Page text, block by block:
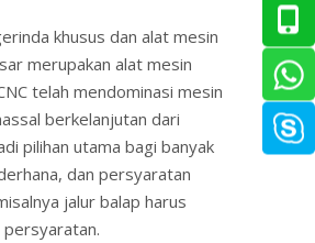
khusus dan alat mesin
merupakan alat mesin
telah mendominasi mesin
berkelanjutan dari
pilihan utama bagi banyak
dan persyaratan
jalur balap harus
persyaratan.